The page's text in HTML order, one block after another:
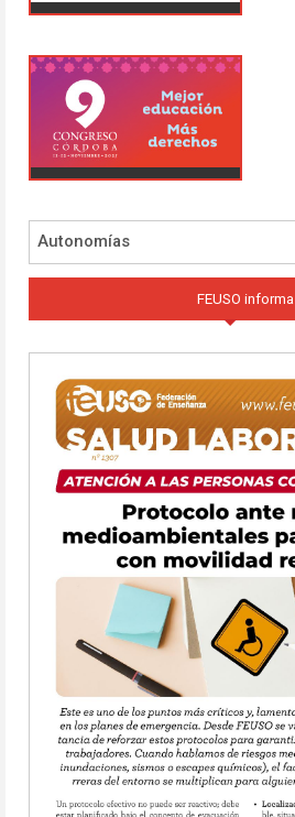
Autonomías
FEUSO informa